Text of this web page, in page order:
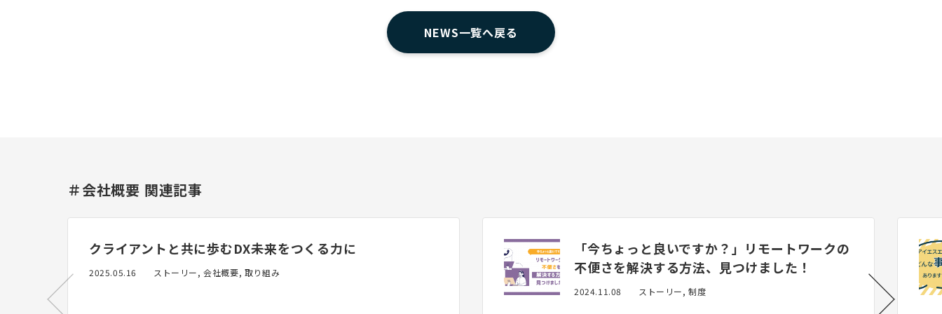
NEWS一覧へ戻る
＃会社概要 関連記事
クライアントと共に歩むDX――未来をつくる力に
2025.05.16 ストーリー, 会社概要, 取り組み
「今ちょっと良いですか？」リモートワークの
不便さを解決する方法、見つけました！
2024.11.08 ストーリー, 制度